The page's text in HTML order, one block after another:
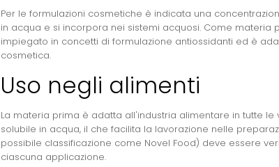
Per le formulazioni cosmetiche è indicata una
in acqua e si incorpora nei sistemi acquosi. Come materia
impiegato in concetti di formulazione antiossidanti ed è
cosmetica.
Uso negli alimenti
La materia prima è adatta all'industria alimentare in tutte le
solubile in acqua, il che facilita la lavorazione nelle
possibile classificazione come Novel Food) deve essere
ciascuna applicazione.